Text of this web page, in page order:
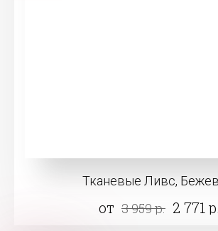
Тканевые Ливс,
от 3 959 р. 2 771 р.